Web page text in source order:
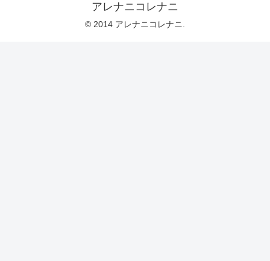
アレナニコレナニ
© 2014 アレナニコレナニ.